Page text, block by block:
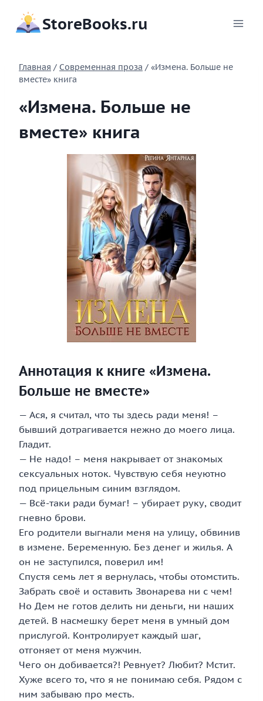
содержимому
StoreBooks.ru
Главная / Современная проза / «Измена. Больше не
вместе» книга
«Измена. Больше не
вместе» книга
Аннотация к книге «Измена.
Больше не вместе»
— Ася, я считал, что ты здесь ради меня! –
бывший дотрагивается нежно до моего лица.
Гладит.
— Не надо! – меня накрывает от знакомых
сексуальных ноток. Чувствую себя неуютно
под прицельным синим взглядом.
— Всё-таки ради бумаг! – убирает руку, сводит
гневно брови.
Его родители выгнали меня на улицу, обвинив
в измене. Беременную. Без денег и жилья. А
он не заступился, поверил им!
Спустя семь лет я вернулась, чтобы отомстить.
Забрать своё и оставить Звонарева ни с чем!
Но Дем не готов делить ни деньги, ни наших
детей. В насмешку берет меня в умный дом
прислугой. Контролирует каждый шаг,
отгоняет от меня мужчин.
Чего он добивается?! Ревнует? Любит? Мстит.
Хуже всего то, что я не понимаю себя. Рядом с
ним забываю про месть.